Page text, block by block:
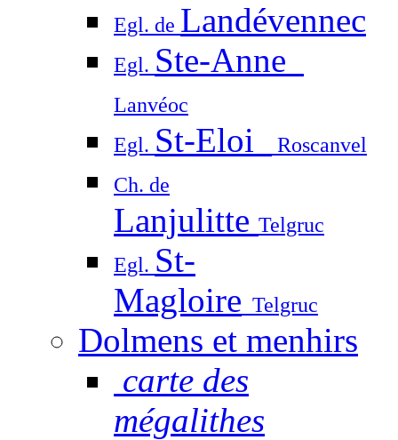
Egl. de Landévennec
Egl. Ste-Anne
Lanvéoc
Egl. St-Eloi
Roscanvel
Ch. de
Lanjulitte Telgruc
Egl. St-
Magloire Telgruc
Dolmens et menhirs
carte des
mégalithes